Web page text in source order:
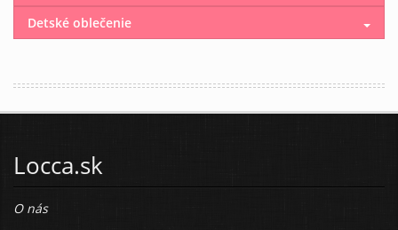
Detské oblečenie
Locca.sk
O nás